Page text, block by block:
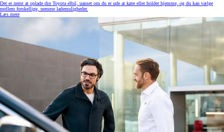
Det er nemt at oplade din Toyota elbil, uanset om du er ude at køre eller holder hjemme, og du kan vælge
mellem forskellige, nemme lademuligheder.
Læs mere